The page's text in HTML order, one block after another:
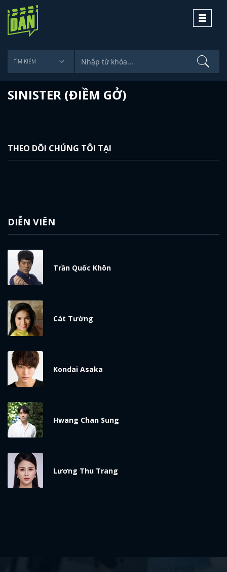
Toggle
SINISTER (ĐIỀM GỞ)
THEO DÕI CHÚNG TÔI TẠI
DIỄN VIÊN
Trần Quốc Khôn
Cát Tường
Kondai Asaka
Hwang Chan Sung
Lương Thu Trang